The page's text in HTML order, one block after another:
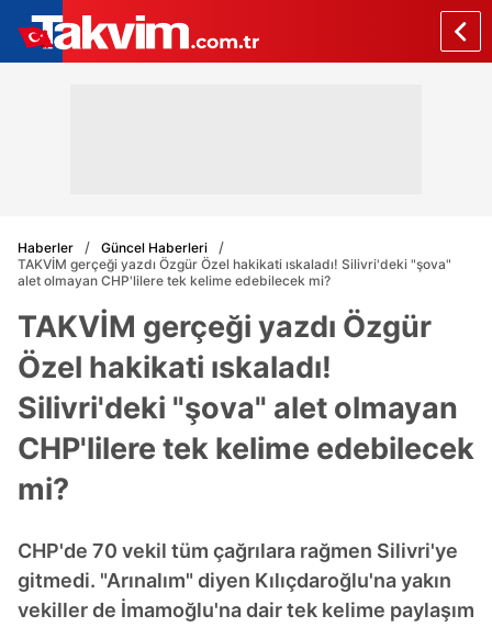
Haberler
Güncel Haberleri
TAKVİM gerçeği yazdı Özgür Özel hakikati ıskaladı! Silivri'deki "şova"
alet olmayan CHP'lilere tek kelime edebilecek mi?
TAKVİM gerçeği yazdı Özgür
Özel hakikati ıskaladı!
Silivri'deki "şova" alet olmayan
CHP'lilere tek kelime edebilecek
mi?
CHP'de 70 vekil tüm çağrılara rağmen Silivri'ye
gitmedi. "Arınalım" diyen Kılıçdaroğlu'na yakın
vekiller de İmamoğlu'na dair tek kelime paylaşım